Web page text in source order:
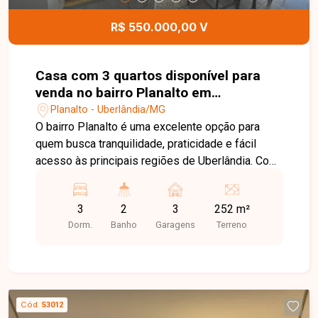
conforto e fácil acesso. Entre em contato para
mais informações e agende uma visita para
R$ 550.000,00 V
Casa com 3 quartos disponível para
venda no bairro Planalto em
Uberlândia-MG
Planalto - Uberlândia/MG
O bairro Planalto é uma excelente opção para
quem busca tranquilidade, praticidade e fácil
acesso às principais regiões de Uberlândia. Com
supermercados, escolas, farmácias, comércios e
diversos serviços, proporcionando qualidade de
vida e comodidade para toda a família. Excelente
com uma ampla varanda gourmet equipada com
churrasqueira, balcão, pia, armário, fogão cooktop
3
Dorm.
2
Banho
3
Garagens
252 m²
Terreno
Cód. 53012